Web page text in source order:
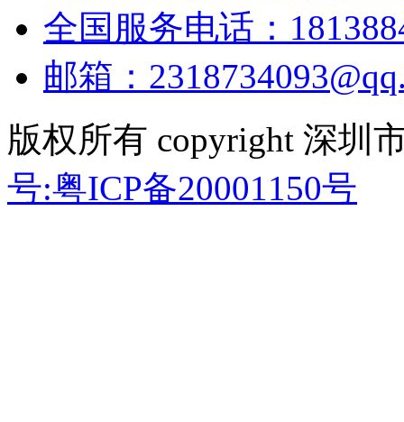
全国服务电话：
邮箱：
版权所有 copyright 深圳
号:粤ICP备20001150号